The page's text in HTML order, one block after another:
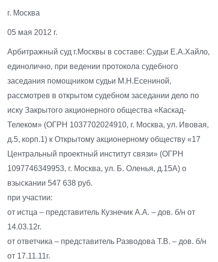
г. Москва
05 мая 2012 г.
Арбитражный суд г.Москвы в составе: Судьи Е.А.Хайло,
единолично, при ведении протокола судебного
заседания помощником судьи М.Н.Есениной,
рассмотрев в открытом судебном заседании дело по
иску Закрытого акционерного общества «Каскад-
Телеком» (ОГРН 1037702024910, г. Москва, ул. Ивовая,
д.5, корп.1) к Открытому акционерному обществу «17
Центральный проектный институт связи» (ОГРН
1097746349953, г. Москва, ул. Б. Оленья, д.15А) о
взыскании 547 638 руб.
при участии:
от истца – представитель Кузнечик А.А. – дов. б/н от
14.03.12г.
от ответчика – представитель Разводова Т.В. – дов. б/н
от 17.11.11г.